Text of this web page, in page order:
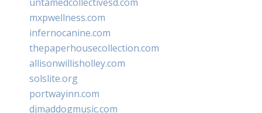
mxpwellness.com
infernocanine.com
thepaperhousecollection.com
allisonwillisholley.com
solslite.org
portwayinn.com
djmaddogmusic.com